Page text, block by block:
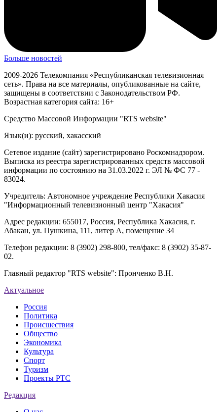
Больше новостей
2009-2026 Телекомпания «Республиканская телевизионная
сеть». Права на все материалы, опубликованные на сайте,
защищены в соответствии с Законодательством РФ.
Возрастная категория сайта: 16+
Средство Массовой Информации "RTS website"
Язык(и): русский, хакасский
Сетевое издание (сайт) зарегистрировано Роскомнадзором.
Выписка из реестра зарегистрированных средств массовой
информации по состоянию на 31.03.2022 г. ЭЛ № ФС 77 -
83024.
Учредитель: Автономное учреждение Республики Хакасия
"Информационный телевизионный центр "Хакасия"
Адрес редакции: 655017, Россия, Республика Хакасия, г.
Абакан, ул. Пушкина, 111, литер А, помещение 34
Телефон редакции: 8 (3902) 298-800, тел/факс: 8 (3902) 35-87-
02.
Главный редактор "RTS website": Пронченко В.Н.
Актуальное
Россия
Политика
Происшествия
Общество
Экономика
Культура
Спорт
Туризм
Проекты РТС
Редакция